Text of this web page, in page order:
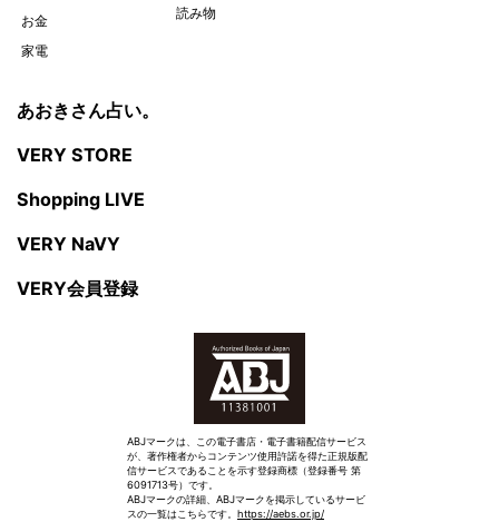
お金
家電
読み物
あおきさん占い。
VERY STORE
Shopping LIVE
VERY NaVY
VERY会員登録
ABJマークは、この電子書店・電子書籍配信サービス
が、著作権者からコンテンツ使用許諾を得た正規版配
信サービスであることを示す登録商標（登録番号 第
6091713号）です。
ABJマークの詳細、ABJマークを掲示しているサービ
スの一覧はこちらです。 https://aebs.or.jp/